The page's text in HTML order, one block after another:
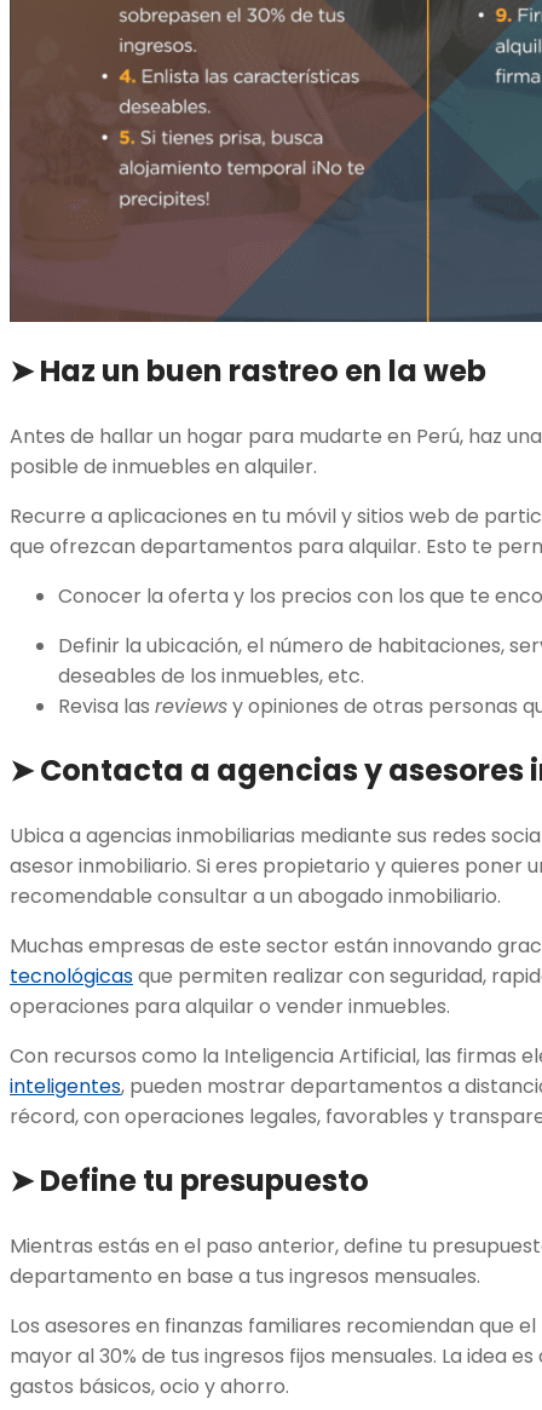
➤Haz un buen rastreo en la web
Antes de hallar un hogar para mudarte en Perú, haz
posible de inmuebles en alquiler.
Recurre a aplicaciones en tu móvil y sitios web de
que ofrezcan departamentos para alquilar. Esto te
Conocer la oferta y los precios con los que te
Definir la ubicación, el número de habitaciones,
deseables de los inmuebles, etc.
Revisa las reviewsy opiniones de otras personas
➤Contacta a agencias y asesores
Ubica a agencias inmobiliarias mediante sus redes
asesor inmobiliario. Si eres propietario y quieres poner
recomendable consultar a un abogado inmobiliario.
Muchas empresas de este sector están innovando
tecnológicasque permiten realizar con seguridad,
operaciones para alquilar o vender inmuebles.
Con recursos como la Inteligencia Artificial, las firmas
inteligentes, pueden mostrar departamentos a
récord, con operaciones legales, favorables y
➤Define tu presupuesto
Mientras estás en el paso anterior, define tu
departamento en base a tus ingresos mensuales.
Los asesores en finanzas familiares recomiendan que
mayor al 30% de tus ingresos fijos mensuales. La idea
gastos básicos, ocio y ahorro.